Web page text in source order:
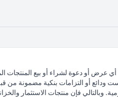
عرض أو دعوة لشراء أو بيع المنتجات
ودائع أو التزامات بنكية مضمونة
وبالتالي فإن منتجات الاستثمار